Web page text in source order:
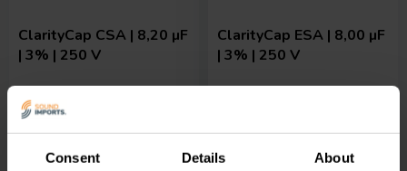
Consent Details About
ClarityCap CSA | 8,20 µF
| 3% | 250 V
klantbeoordelingen
10+ Disponibile
ClarityCap ESA | 8,00 µF
| 3% | 250 V
klantbeoordelingen
10+ Disponibile